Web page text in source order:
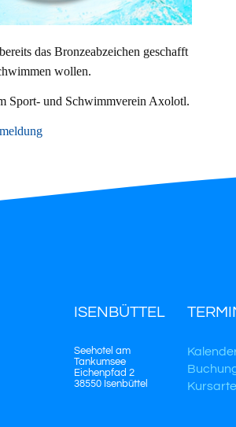
das Bronzeabzeichen geschafft
wollen.
Sport- und Schwimmverein Axolotl.
ISENBÜTTEL
Seehotel am
Tankumsee
Eichenpfad 2
38550 Isenbüttel